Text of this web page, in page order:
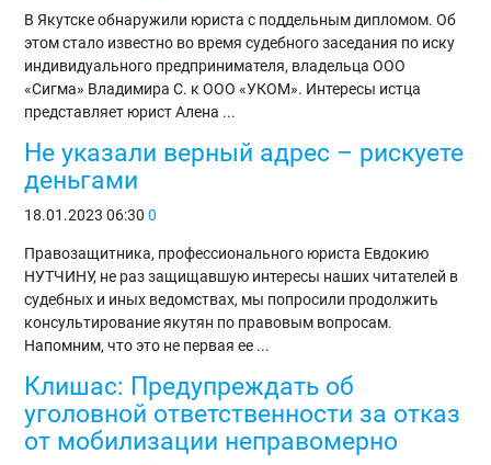
В Якутске обнаружили юриста с поддельным дипломом. Об
этом стало известно во время судебного заседания по иску
индивидуального предпринимателя, владельца ООО
«Сигма» Владимира С. к ООО «УКОМ». Интересы истца
представляет юрист Алена ...
Не указали верный адрес – рискуете
деньгами
18.01.2023 06:30 0
Правозащитника, профессионального юриста Евдокию
НУТЧИНУ, не раз защищавшую интересы наших читателей в
судебных и иных ведомствах, мы попросили продолжить
консультирование якутян по правовым вопросам.
Напомним, что это не первая ее ...
Клишас: Предупреждать об
уголовной ответственности за отказ
от мобилизации неправомерно